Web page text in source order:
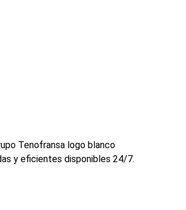
y eficientes disponibles 24/7.